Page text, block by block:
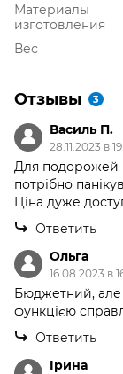
Материалы
изготовления
Вес
Отзывы 3
Василь П.
28.11.2023 в
Для подорожей
потрібно
Ціна дуже
Ответить
Ольга
16.08.2023 в
Бюджетний,
функцією
Ответить
Iрина